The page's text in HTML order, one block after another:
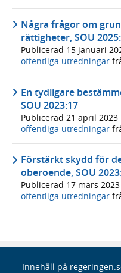
Några frågor om
rättigheter, SOU
Publicerad 15 januari
offentliga utredningar
En tydligare
SOU 2023:17
Publicerad 21 april 2023
offentliga utredningar
Förstärkt skydd för
oberoende, SOU
Publicerad 17 mars 2023
offentliga utredningar
Innehåll på